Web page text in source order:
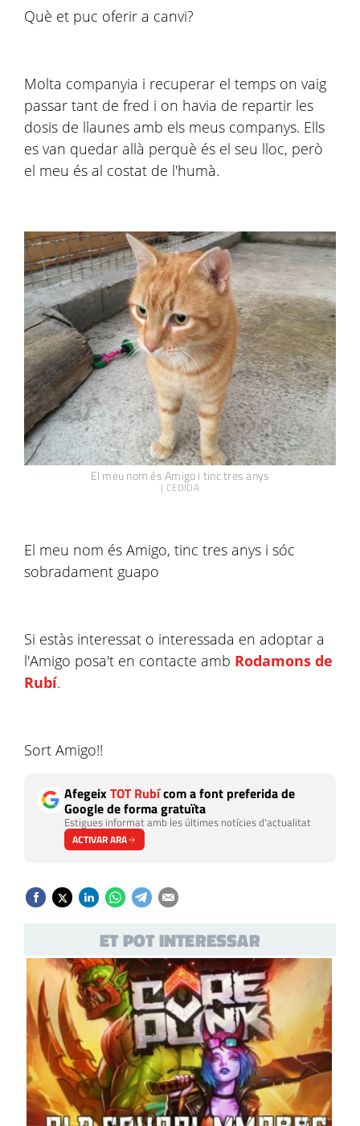
Què et puc oferir a canvi?
Molta companyia i recuperar el temps on vaig
passar tant de fred i on havia de repartir les
dosis de llaunes amb els meus companys. Ells
es van quedar allà perquè és el seu lloc, però
el meu és al costat de l'humà.
El meu nom és Amigo i tinc tres anys
| CEDIDA
El meu nom és Amigo, tinc tres anys i sóc
sobradament guapo
Si estàs interessat o interessada en adoptar a
l'Amigo posa't en contacte amb Rodamons de
Rubí.
Sort Amigo!!
AfegeixTOT Rubícom a font preferida de
Google de forma gratuïta
Estigues informat amb les últimes notícies d'actualitat
ACTIVAR ARA
ET POT INTERESSAR